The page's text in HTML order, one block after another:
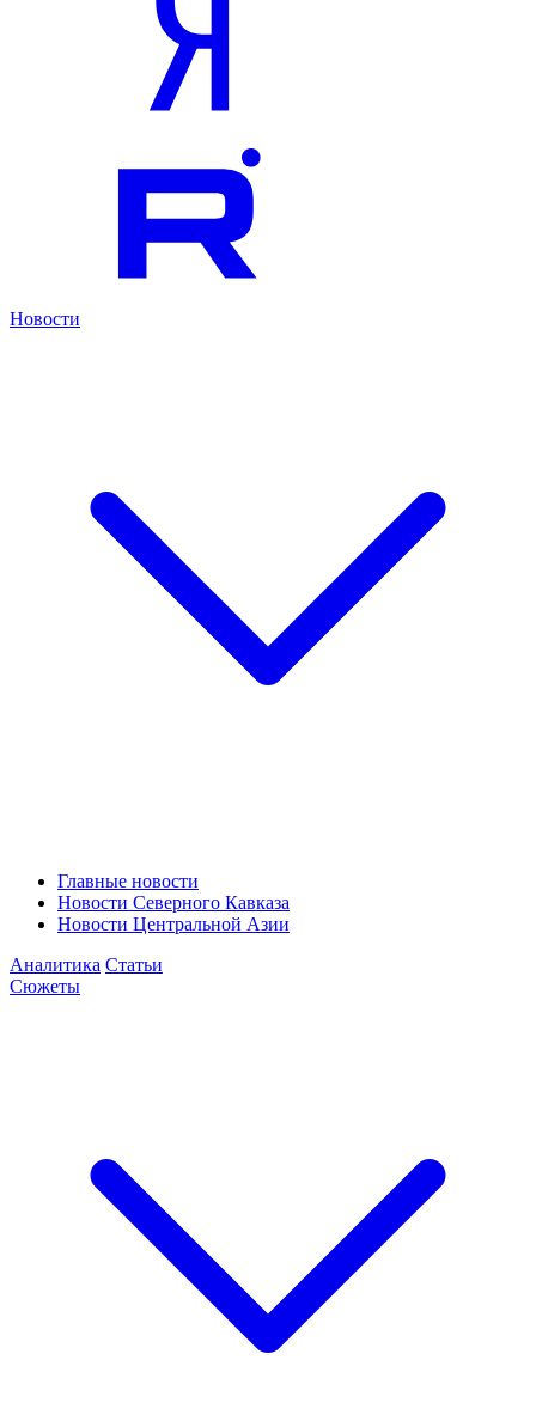
Новости
Главные новости
Новости Северного Кавказа
Новости Центральной Азии
Аналитика Статьи
Сюжеты